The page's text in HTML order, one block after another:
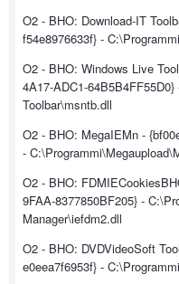
O2 - BHO: Download-IT
f54e8976633f} -
O2 - BHO: Windows Live
4A17-ADC1-
Toolbar\msntb.dll
O2 - BHO: MegaIEMn -
-
O2 - BHO:
9FAA-8377850BF205} -
Manager\iefdm2.dll
O2 - BHO: DVDVideoSoft
e0eea7f6953f} -